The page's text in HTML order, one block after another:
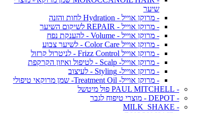
שיער
- מרוקן אוייל - Hydration לחות והזנה
- מרוקן אוייל - REPAIR לשיקום השיער
- מרוקן אוייל - Volume - להענקת נפח
- מרוקן אוייל Color Care - לשיער צבוע
- מרוקן אוייל Frizz Control - לניטרול קרזול
- מרוקן אוייל- Scalp - לטיפול ואיזון הקרקפת
- מרוקן אוייל- Styling - לעיצוב
- מרוקן אוייל- Treatment Oil- שמן מרוקאי טיפולי
- PAUL MITCHELL פול מיטשל
- DEPOT - מוצרי טיפוח לגבר
- MILK_SHAKE